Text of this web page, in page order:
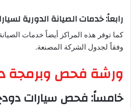
رابعاً: خدمات الصيانة الدورية
كما توفر هذه المراكز أيضاً خدمات
وفقاً لجدول الشركة المصنعة.
ورشة فحص وبرمجة
خامساً: فحص سيارات